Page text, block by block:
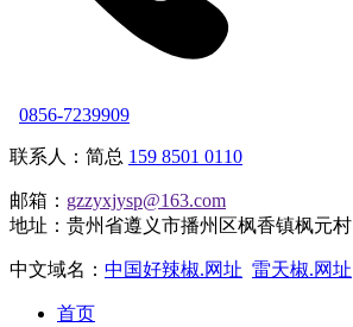
0856-7239909
联系人：简总 159 8501 0110
邮箱： gzzyxjysp@163.com
地址：贵州省遵义市播州区枫香镇枫元村
中文域名： 中国好辣椒.网址 雷天椒.网址
首页